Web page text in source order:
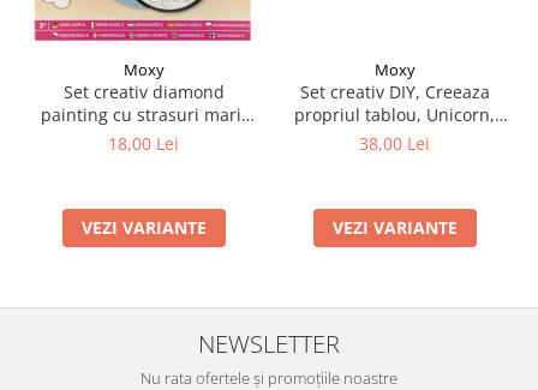
Moxy
Set creativ diamond
painting cu strasuri mari,
A5
18,00 Lei
VEZI VARIANTE
Moxy
Set creativ DIY, Creeaza
propriul tablou, Unicorn,
Moxy
38,00 Lei
VEZI VARIANTE
NEWSLETTER
Nu rata ofertele și promoțiile noastre